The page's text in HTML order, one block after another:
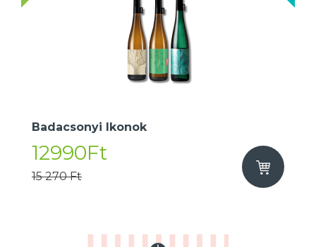
Badacsonyi Ikonok
12990Ft
15 270 Ft